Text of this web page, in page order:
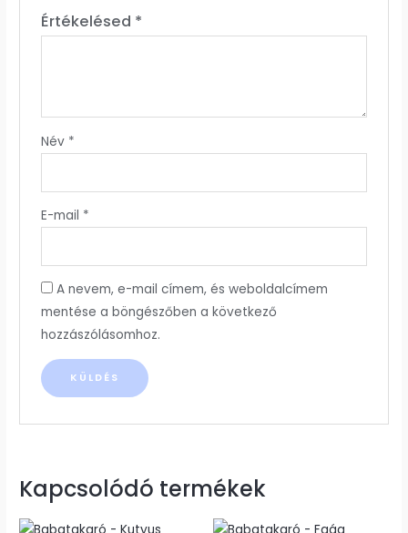
Értékelésed *
Név *
E-mail *
A nevem, e-mail címem, és weboldalcímem
mentése a böngészőben a következő
hozzászólásomhoz.
Kapcsolódó termékek
Ennek
Ennek